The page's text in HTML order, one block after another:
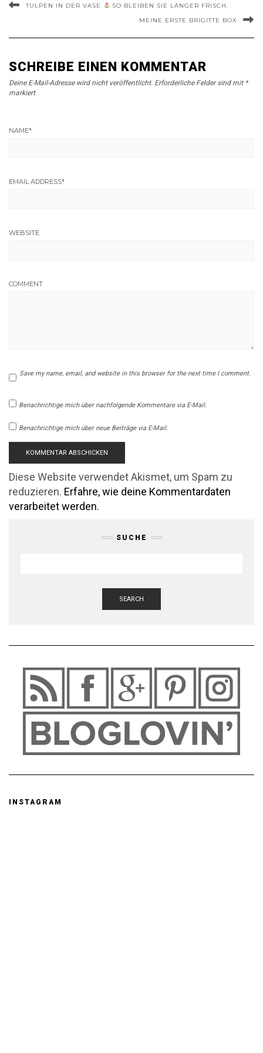
TULPEN IN DER VASE
SO BLEIBEN SIE LÄNGER FRISCH.
MEINE ERSTE BRIGITTE BOX
SCHREIBE EINEN KOMMENTAR
Deine E-Mail-Adresse wird nicht veröffentlicht. Erforderliche Felder sind mit *
markiert
NAME*
EMAIL ADDRESS*
WEBSITE
COMMENT
Save my name, email, and website in this browser for the next time I comment.
Benachrichtige mich über nachfolgende Kommentare via E-Mail.
Benachrichtige mich über neue Beiträge via E-Mail.
Diese Website verwendet Akismet, um Spam zu
reduzieren. Erfahre, wie deine Kommentardaten
verarbeitet werden.
SUCHE
SEARCH
INSTAGRAM